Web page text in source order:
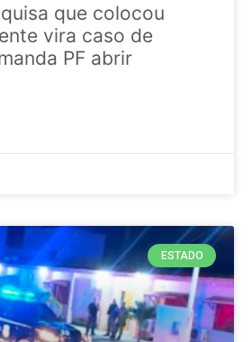
que colocou
vira caso de
PF abrir
ESTADO